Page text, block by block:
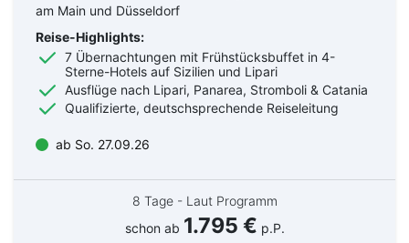
am Main und Düsseldorf
Reise-Highlights:
7 Übernachtungen mit Frühstücksbuffet in 4-
Sterne-Hotels auf Sizilien und Lipari
Ausflüge nach Lipari, Panarea, Stromboli & Catania
Qualifizierte, deutschsprechende Reiseleitung
ab So. 27.09.26
8 Tage - Laut Programm
schon ab 1.795 € p.P.